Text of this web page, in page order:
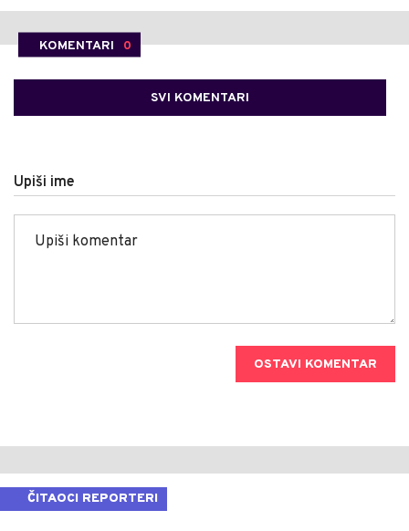
KOMENTARI 0
SVI KOMENTARI
Upiši ime
OSTAVI KOMENTAR
ČITAOCI REPORTERI